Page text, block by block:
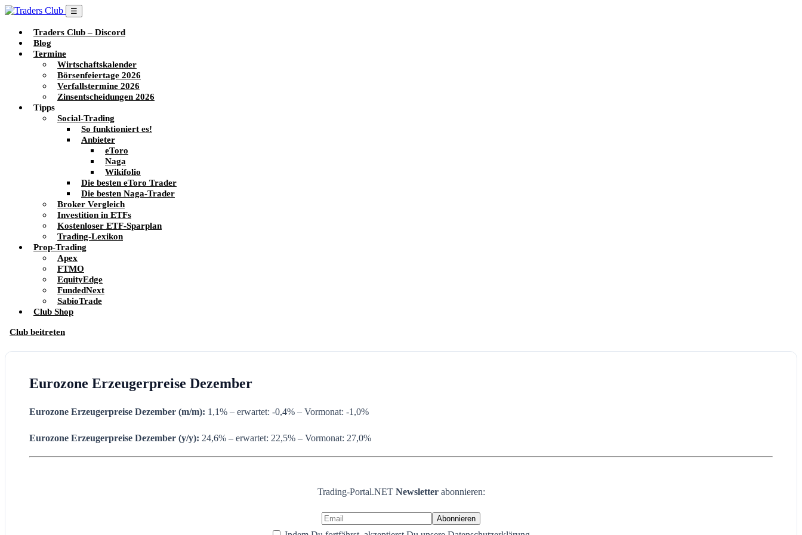
☰
Traders Club – Discord
Blog
Termine
Wirtschaftskalender
Börsenfeiertage 2026
Verfallstermine 2026
Zinsentscheidungen 2026
Tipps
Social-Trading
So funktioniert es!
Anbieter
eToro
Naga
Wikifolio
Die besten eToro Trader
Die besten Naga-Trader
Broker Vergleich
Investition in ETFs
Kostenloser ETF-Sparplan
Trading-Lexikon
Prop-Trading
Apex
FTMO
EquityEdge
FundedNext
SabioTrade
Club Shop
Club beitreten
Eurozone Erzeugerpreise Dezember
Eurozone Erzeugerpreise Dezember (m/m): 1,1% – erwartet: -0,4% – Vormonat: -1,0%
Eurozone Erzeugerpreise Dezember (y/y): 24,6% – erwartet: 22,5% – Vormonat: 27,0%
Trading-Portal.NET Newsletter abonnieren: